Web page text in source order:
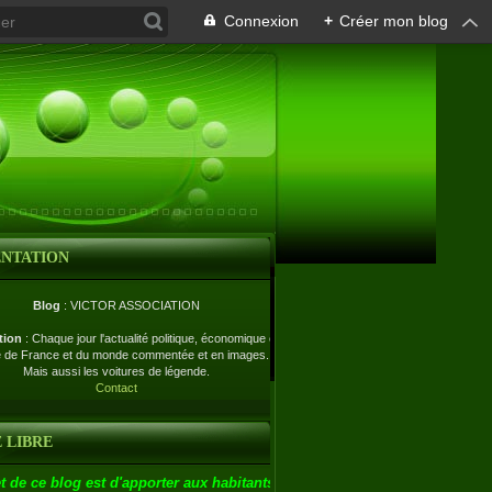
Connexion + Créer mon blog
Blog : VICTOR ASSOCIATION
: Chaque jour l'actualité politique, économique et
de France et du monde commentée et en images.
Mais aussi les voitures de légende.
Contact
LIBRE
de ce blog est d'apporter aux habitants